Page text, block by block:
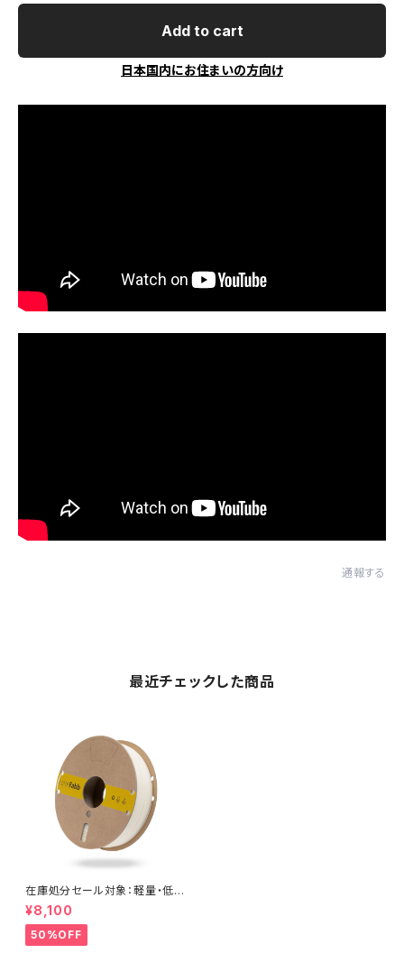
Add to cart
日本国内にお住まいの方向け
通報する
最近チェックした商品
在庫処分セール対象：軽量・低密
度フィラメント『LW-PLA ナチュ
ラル』
¥8,100
50%OFF